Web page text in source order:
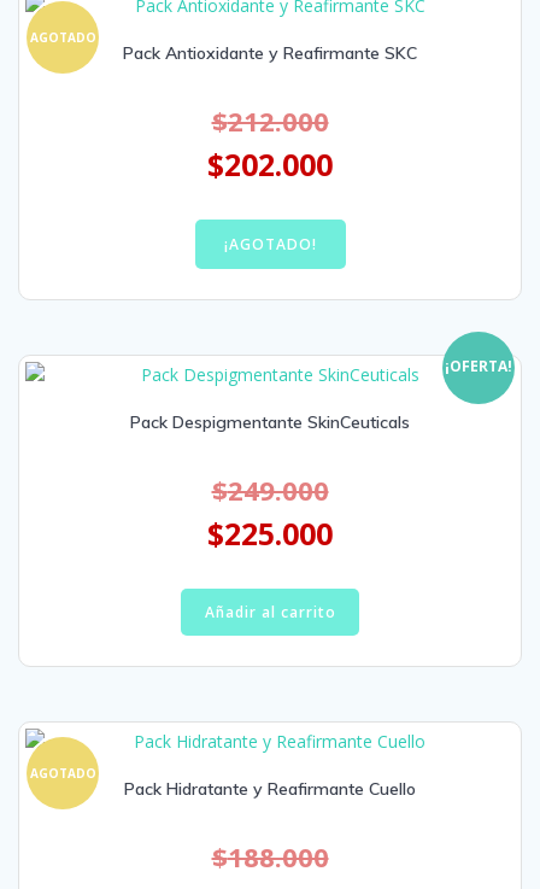
AGOTADO
Pack Antioxidante y Reafirmante SKC
$212.000
$202.000
¡AGOTADO!
¡OFERTA!
Pack Despigmentante SkinCeuticals
$249.000
$225.000
Añadir al carrito
AGOTADO
Pack Hidratante y Reafirmante Cuello
$188.000